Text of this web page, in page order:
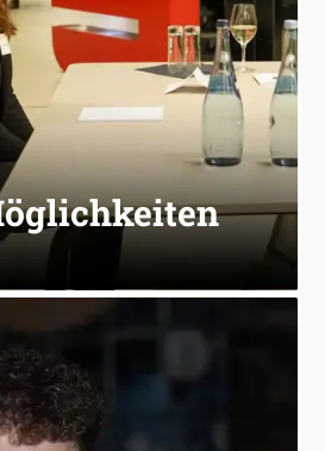
Sie auch auf diesem Event
an unserem beliebten
Format teilzunehmen und in
mit Vertretern von
ins Gespräch zu